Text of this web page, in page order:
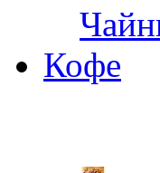
Кофе